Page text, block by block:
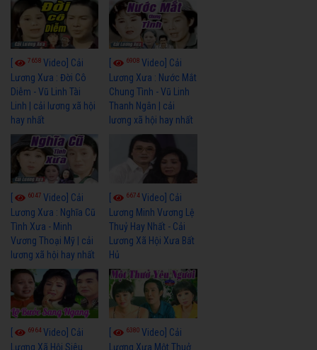
7658 Video] Cải
Lương Xưa : Đời Cô
Diễm - Vũ Linh Tài
Linh | cải lương xã hội
hay nhất
6908Video] Cải
Lương Xưa : Nước Mắt
Chung Tình - Vũ Linh
Thanh Ngân | cải
lương xã hội hay nhất
6047 Video] Cải
Lương Xưa : Nghĩa Cũ
Tình Xưa - Minh
Vương Thoại Mỹ | cải
lương xã hội hay nhất
6674Video] Cải
Lương Minh Vương Lệ
Thuỷ Hay Nhất - Cải
Lương Xã Hội Xưa Bất
Hủ
6964Video] Cải
Lương Xã Hội Siêu
6380Video] Cải
Lương Xưa Một Thuở